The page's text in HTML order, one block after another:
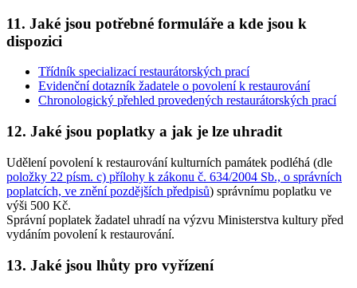
11. Jaké jsou potřebné formuláře a kde jsou k
dispozici
Třídník specializací restaurátorských prací
Evidenční dotazník žadatele o povolení k restaurování
Chronologický přehled provedených restaurátorských prací
12. Jaké jsou poplatky a jak je lze uhradit
Udělení povolení k restaurování kulturních památek podléhá (dle
položky 22 písm. c) přílohy k zákonu č. 634/2004 Sb., o správních
poplatcích, ve znění pozdějších předpisů) správnímu poplatku ve
výši 500 Kč.
Správní poplatek žadatel uhradí na výzvu Ministerstva kultury před
vydáním povolení k restaurování.
13. Jaké jsou lhůty pro vyřízení